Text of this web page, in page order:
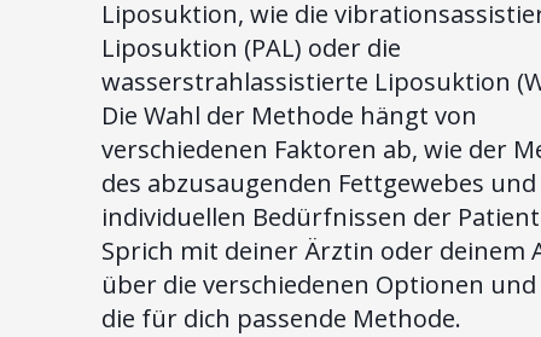
Liposuktion, wie die
Liposuktion (PAL) oder die
wasserstrahlassistierte Liposuktion
Die Wahl der Methode hängt von
verschiedenen Faktoren ab, wie der
des abzusaugenden Fettgewebes
individuellen Bedürfnissen der
Sprich mit deiner Ärztin oder deinem
über die verschiedenen Optionen
die für dich passende Methode.